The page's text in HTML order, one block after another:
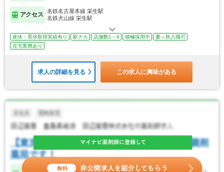
アクセス
名鉄名古屋本線 栄生駅
名鉄犬山線 栄生駅
産休・育休取得実績有り 駅チカ 店舗数1～9 積極採用中
夏～秋入職可
在宅業務あり
求人の詳細を見る この求人に興味がある